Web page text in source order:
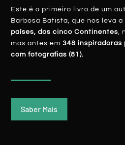
Quando Vier A
Este é o primeiro livro de um
Barbosa Batista, que nos leva a
países, dos cinco Continentes,
mas antes em348 inspiradoras
com fotografias (81).
Saber Mais